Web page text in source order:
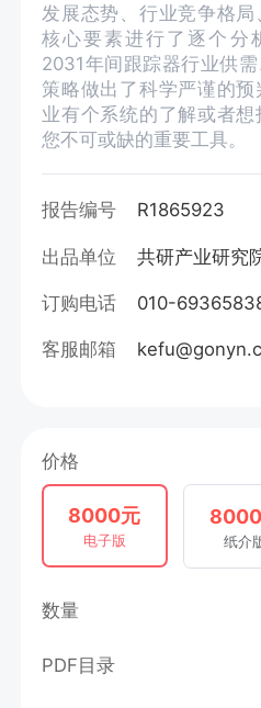
发展态势、行业竞争格
核心要素进行了逐个分
2031年间跟踪器行业供需
策略做出了科学严谨的
业有个系统的了解或者
您不可或缺的重要工具。
报告编号 R1865923
出品单位 共研产业研究
订购电话 010-
客服邮箱
价格
8000元
电子版 纸介
数量
PDF目录